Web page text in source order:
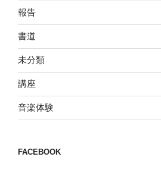
報告
書道
未分類
講座
音楽体験
FACEBOOK